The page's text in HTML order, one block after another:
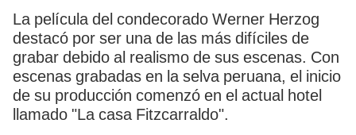
La película del condecorado Werner Herzog
destacó por ser una de las más difíciles de
grabar debido al realismo de sus escenas. Con
escenas grabadas en la selva peruana, el inicio
de su producción comenzó en el actual hotel
llamado "La casa Fitzcarraldo".